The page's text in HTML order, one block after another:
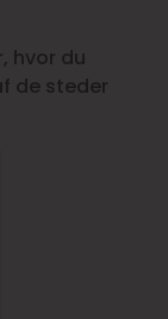
hvor du
de steder